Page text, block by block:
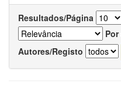
Resultados/Página
Autores/Registo